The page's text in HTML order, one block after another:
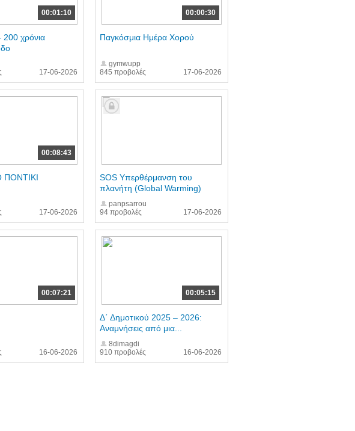
00:01:10
200 χρόνια
17-06-2026
00:00:30
845 προβολές
Παγκόσμια Ημέρα Χορού
gymwupp
17-06-2026
00:08:43
17-06-2026
94 προβολές
SOS Υπερθέρμανση του
πλανήτη (Global Warming)
panpsarrou
17-06-2026
00:07:21
16-06-2026
00:05:15
910 προβολές
Δ΄ Δημοτικού 2025 – 2026:
Αναμνήσεις από μια...
8dimagdi
16-06-2026